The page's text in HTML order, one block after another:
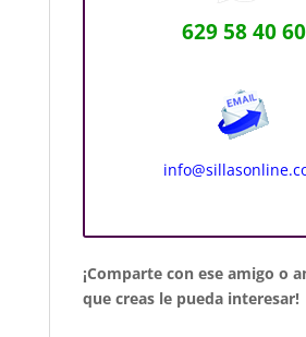
629 58 40 60
¡Comparte con ese amigo o
que creas le pueda interesar!